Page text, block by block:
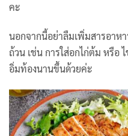
คะ
นอกจากนี้อย่าลืมเพิ่มสารอาห
ถ้วน เช่น การใส่อกไก่ต้ม หรือ
อิ่มท้องนานขึ้นด้วยค่ะ